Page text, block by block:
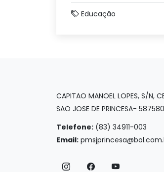
Educação
CAPITAO MANOEL LOPES, S/N,
SAO JOSE DE PRINCESA-
Telefone: (83) 34911-003
Email: